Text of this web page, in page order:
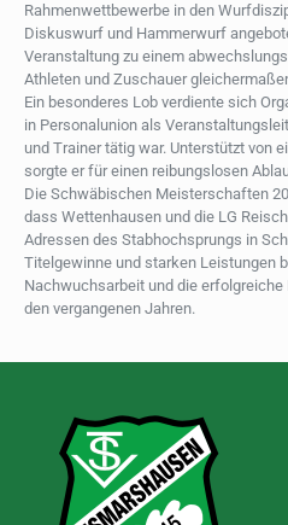
Rahmenwettbewerbe in den
Diskuswurf und Hammerwurf
Veranstaltung zu einem
Athleten und Zuschauer
Ein besonderes Lob verdiente sich
in Personalunion als
und Trainer tätig war. Unterstützt von
sorgte er für einen reibungslosen
Die Schwäbischen Meisterschaften
dass Wettenhausen und die LG
Adressen des Stabhochsprungs in
Titelgewinne und starken Leistungen
Nachwuchsarbeit und die
den vergangenen Jahren.